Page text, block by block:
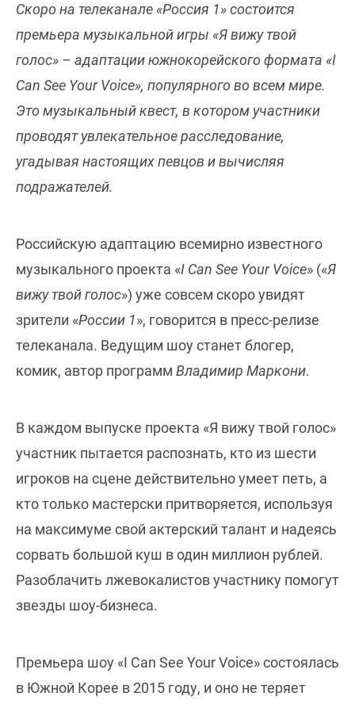
Скоро на телеканале «Россия 1» состоится
премьера музыкальной игры «Я вижу твой
голос» – адаптации южнокорейского формата «I
Can See Your Voice», популярного во всем мире.
Это музыкальный квест, в котором участники
проводят увлекательное расследование,
угадывая настоящих певцов и вычисляя
подражателей.
Российскую адаптацию всемирно известного
музыкального проекта «I Can See Your Voice» («Я
вижу твой голос») уже совсем скоро увидят
зрители «России 1», говорится в пресс-релизе
телеканала. Ведущим шоу станет блогер,
комик, автор программ Владимир Маркони.
В каждом выпуске проекта «Я вижу твой голос»
участник пытается распознать, кто из шести
игроков на сцене действительно умеет петь, а
кто только мастерски притворяется, используя
на максимуме свой актерский талант и надеясь
сорвать большой куш в один миллион рублей.
Разоблачить лжевокалистов участнику помогут
звезды шоу-бизнеса.
Премьера шоу «I Can See Your Voice» состоялась
в Южной Корее в 2015 году, и оно не теряет